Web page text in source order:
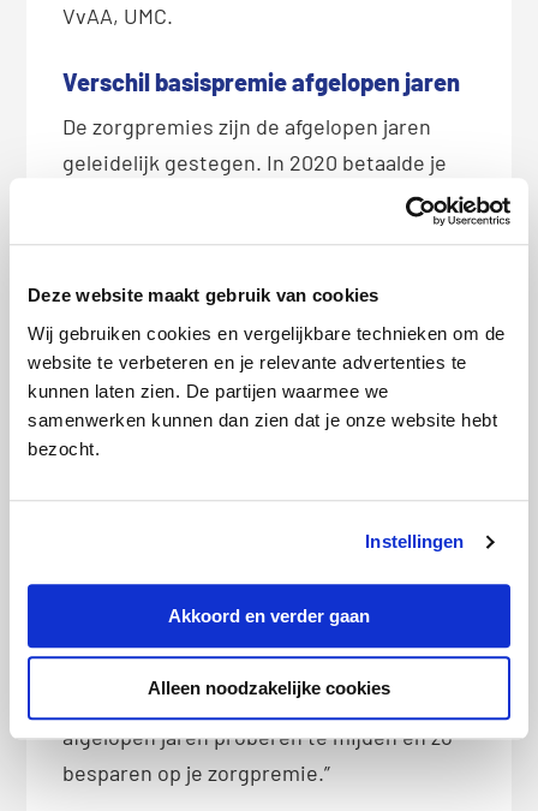
Deze website maakt gebruik van cookies
Wij gebruiken cookies en vergelijkbare technieken om de
website te verbeteren en je relevante advertenties te
kunnen laten zien. De partijen waarmee we
samenwerken kunnen dan zien dat je onze website hebt
bezocht.
Instellingen
Akkoord en verder gaan
Alleen noodzakelijke cookies
VvAA, UMC.
Verschil basispremie afgelopen jaren
De zorgpremies zijn de afgelopen jaren
geleidelijk gestegen. In 2020 betaalde je
gemiddeld ongeveer 121 euro per maand
voor je basisverzekering. Aankomend jaar
ten opzichte van 2020. Dat is een stijging
van ruim 30 procent in vijf jaar tijd.
Pricewise heeft verzekeraars en premies
op een rij gezet.
duurste basisverzekering met een
standaard eigen risico maar liefst 36,10
euro per maand. Door je goed te
oriënteren op een andere polis met
passende dekking kun je de stijging van de
afgelopen jaren proberen te mijden en zo
besparen op je zorgpremie.”